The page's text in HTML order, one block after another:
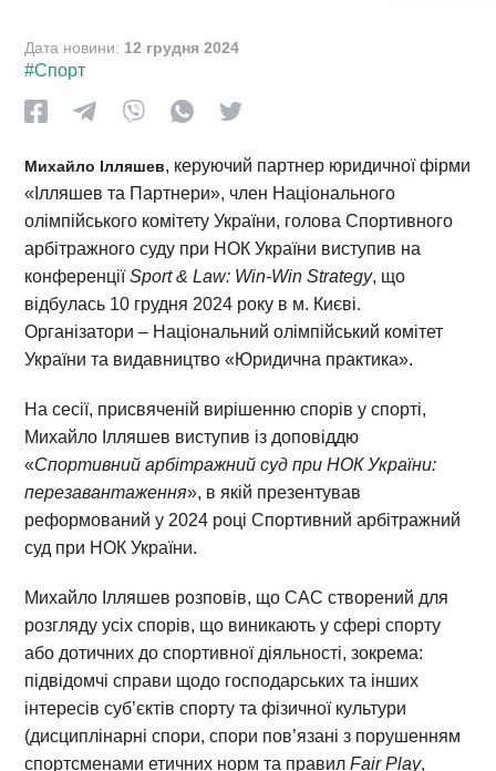
Дата новини: 12 грудня 2024
#Спорт
Михайло Ілляшев, керуючий партнер юридичної фірми
«Ілляшев та Партнери», член Національного
олімпійського комітету України, голова Спортивного
арбітражного суду при НОК України виступив на
конференціїSport & Law: Win-Win Strategy, що
відбулась 10 грудня 2024 року в м. Києві.
Організатори – Національний олімпійський комітет
України та видавництво «Юридична практика».
На сесії, присвяченій вирішенню спорів у спорті,
Михайло Ілляшев виступив із доповіддю
«Спортивний арбітражний суд при НОК України:
перезавантаження», в якій презентував
реформований у 2024 році Спортивний арбітражний
суд при НОК України.
Михайло Ілляшев розповів, що САС створений для
розгляду усіх спорів, що виникають у сфері спорту
або дотичних до спортивної діяльності, зокрема:
підвідомчі справи щодо господарських та інших
інтересів суб’єктів спорту та фізичної культури
(дисциплінарні спори, спори пов’язані з порушенням
спортсменами етичних норм та правилFair Play,